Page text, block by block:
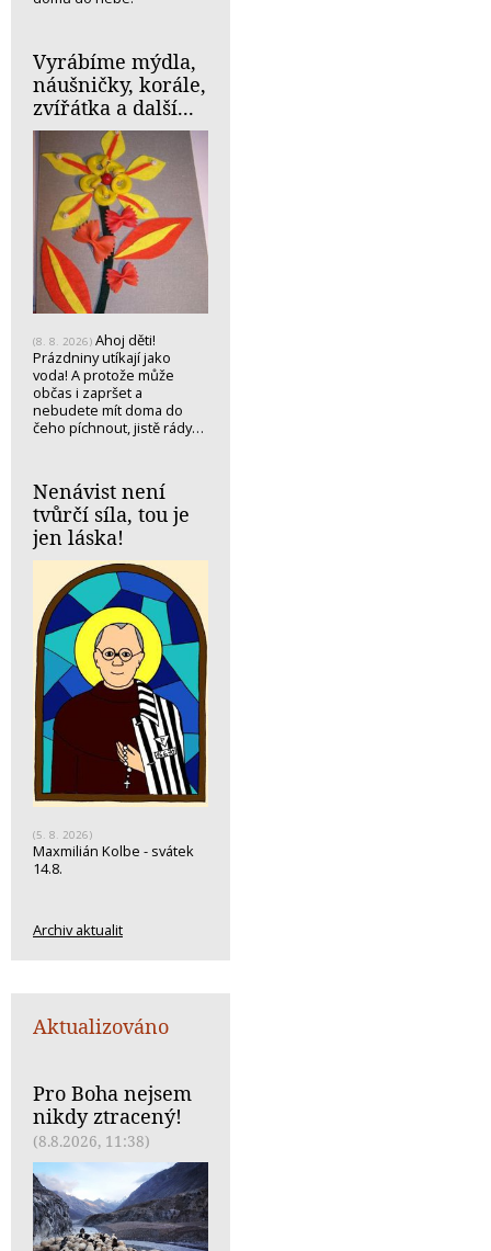
Vyrábíme mýdla,
náušničky, korále,
zvířátka a další...
(8. 8. 2026) Ahoj děti!
Prázdniny utíkají jako
voda! A protože může
občas i zapršet a
nebudete mít doma do
čeho píchnout, jistě rády…
Nenávist není
tvůrčí síla, tou je
jen láska!
(5. 8. 2026)
Maxmilián Kolbe - svátek
14.8.
Archiv aktualit
Aktualizováno
Pro Boha nejsem
nikdy ztracený!
(8.8.2026, 11:38)